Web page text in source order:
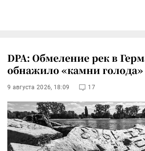
DPA: Обмеление рек в
обнажило «камни голода»
9 августа 2026, 18:09 17